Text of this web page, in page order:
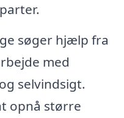
søger hjælp fra
med
selvindsigt.
opnå større